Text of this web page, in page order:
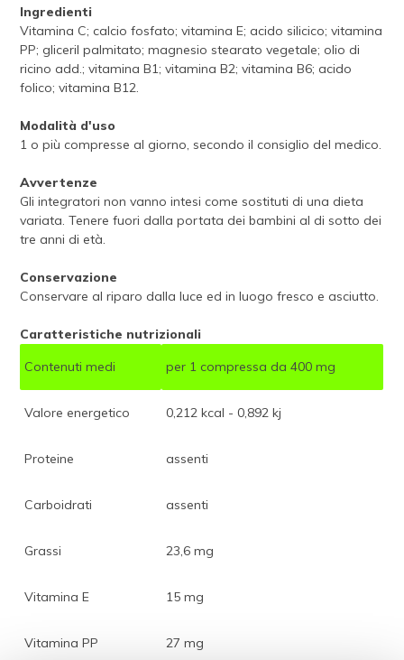
Ingredienti
Vitamina C; calcio fosfato; vitamina E; acido silicico; vitamina
PP; gliceril palmitato; magnesio stearato vegetale; olio di
ricino add.; vitamina B1; vitamina B2; vitamina B6; acido
folico; vitamina B12.
Modalità d'uso
1 o più compresse al giorno, secondo il consiglio del medico.
Avvertenze
Gli integratori non vanno intesi come sostituti di una dieta
variata. Tenere fuori dalla portata dei bambini al di sotto dei
tre anni di età.
Conservazione
Conservare al riparo dalla luce ed in luogo fresco e asciutto.
Caratteristiche nutrizionali
Contenuti medi
per 1 compressa da 400 mg
Valore energetico 0,212 kcal - 0,892 kj
Proteine assenti
Carboidrati assenti
Grassi 23,6 mg
Vitamina E 15 mg
Vitamina PP 27 mg